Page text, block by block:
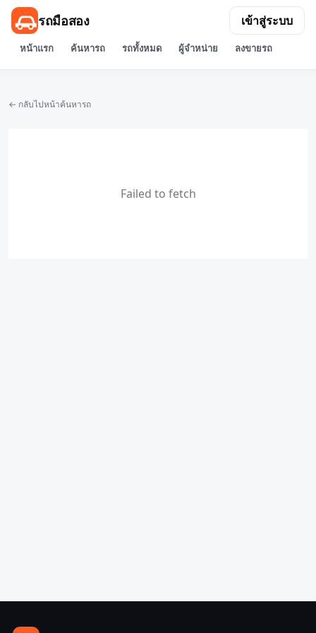
รถมือสอง
หน้าแรก ค้นหารถ รถทั้งหมด ผู้จำหน่าย ลงขายรถ
เข้าสู่ระบบ
← กลับไปหน้าค้นหารถ
Failed to fetch